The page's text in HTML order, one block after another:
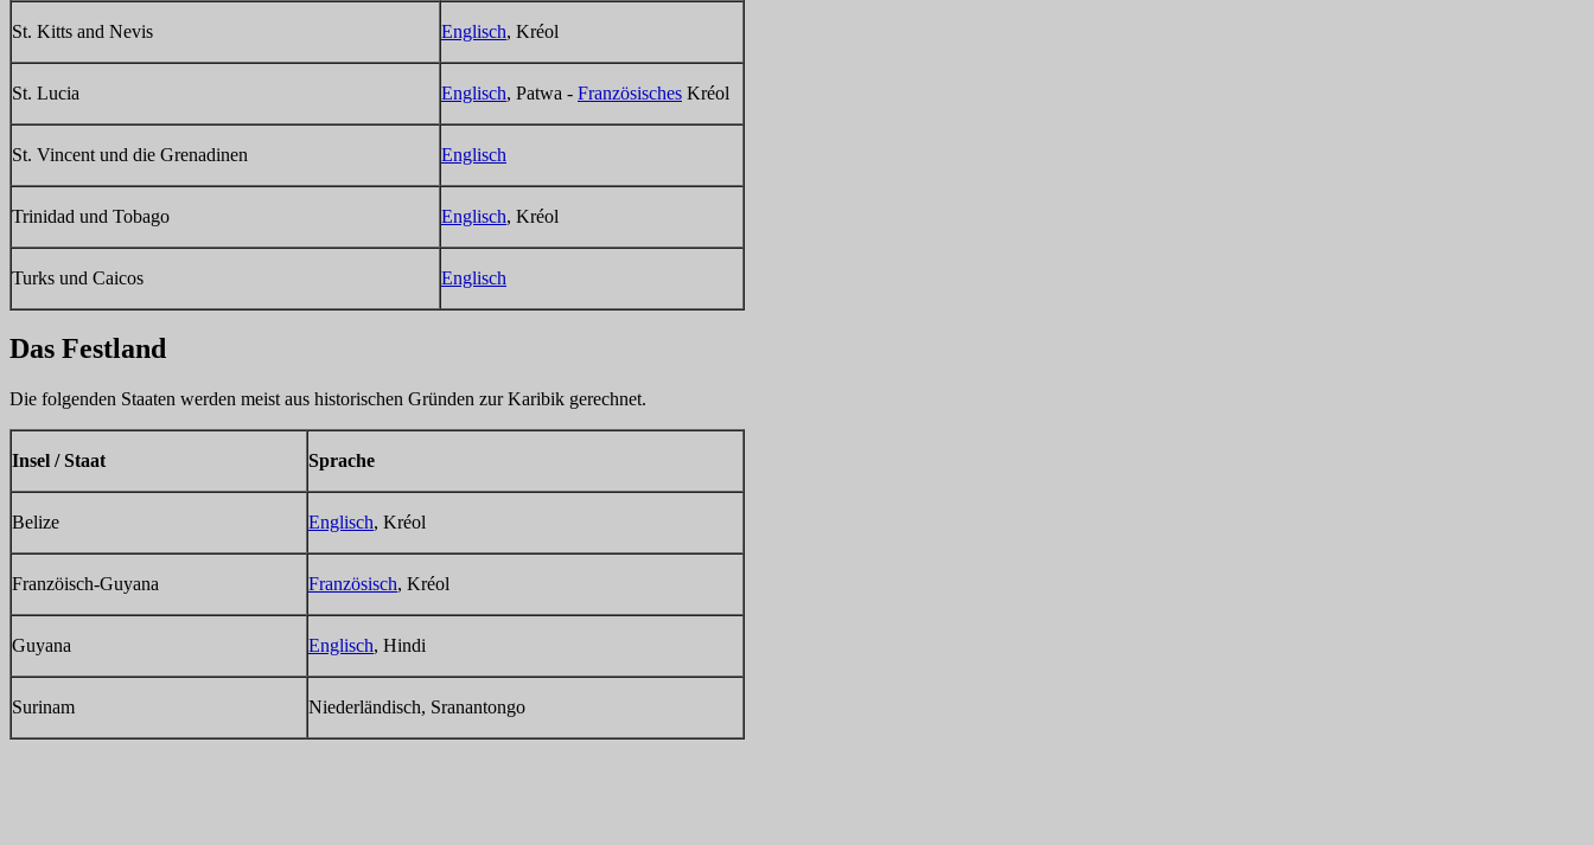
St. Kitts and Nevis Englisch, Kréol
St. Lucia Englisch, Patwa - Französisches Kréol
St. Vincent und die Grenadinen Englisch
Trinidad und Tobago Englisch, Kréol
Turks und Caicos Englisch
Das Festland
Die folgenden Staaten werden meist aus historischen Gründen zur Karibik gerechnet.
Insel / Staat Sprache
Belize Englisch, Kréol
Franzöisch-Guyana Französisch, Kréol
Guyana Englisch, Hindi
Surinam Niederländisch, Sranantongo